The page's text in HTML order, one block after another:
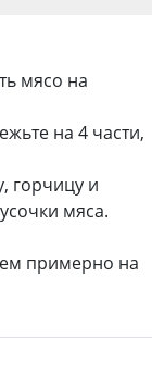
мясо на
на 4 части,
горчицу и
мяса.
примерно на